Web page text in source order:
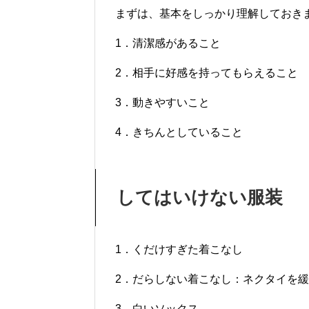
まずは、基本をしっかり理解しておき
1．清潔感があること
2．相手に好感を持ってもらえること
3．動きやすいこと
4．きちんとしていること
してはいけない服装
1．くだけすぎた着こなし
2．だらしない着こなし：ネクタイを